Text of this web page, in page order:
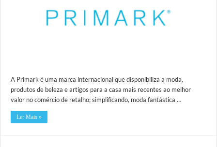
A Primark é uma marca internacional que disponibiliza a moda,
produtos de beleza e artigos para a casa mais recentes ao melhor
valor no comércio de retalho; simplificando, moda fantástica …
Ler Mais »